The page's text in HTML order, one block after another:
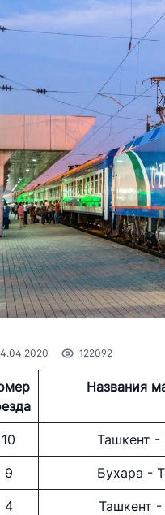
задаваемые
сотрудников
органы
Аккредитация
СМИ
Перечень
деятельности
транспорта
Порядок
физических или
лиц,
информации на
заседаниях
Министерства
Пресс-релиз
Выступления и
Контакты пресс-
Рубрика здоровье
122092
Названия
10 Ташкент -
9 Бухара -
4 Ташкент